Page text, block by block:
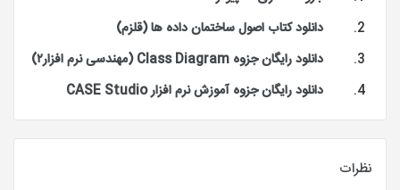
دانلود کتاب اصول ساختمان داده ها (قلزم)
دانلود رایگان جزوه Class Diagram (مهندسی نرم افزار۲)
دانلود رایگان جزوه آموزش نرم افزار CASE Studio
نظرات